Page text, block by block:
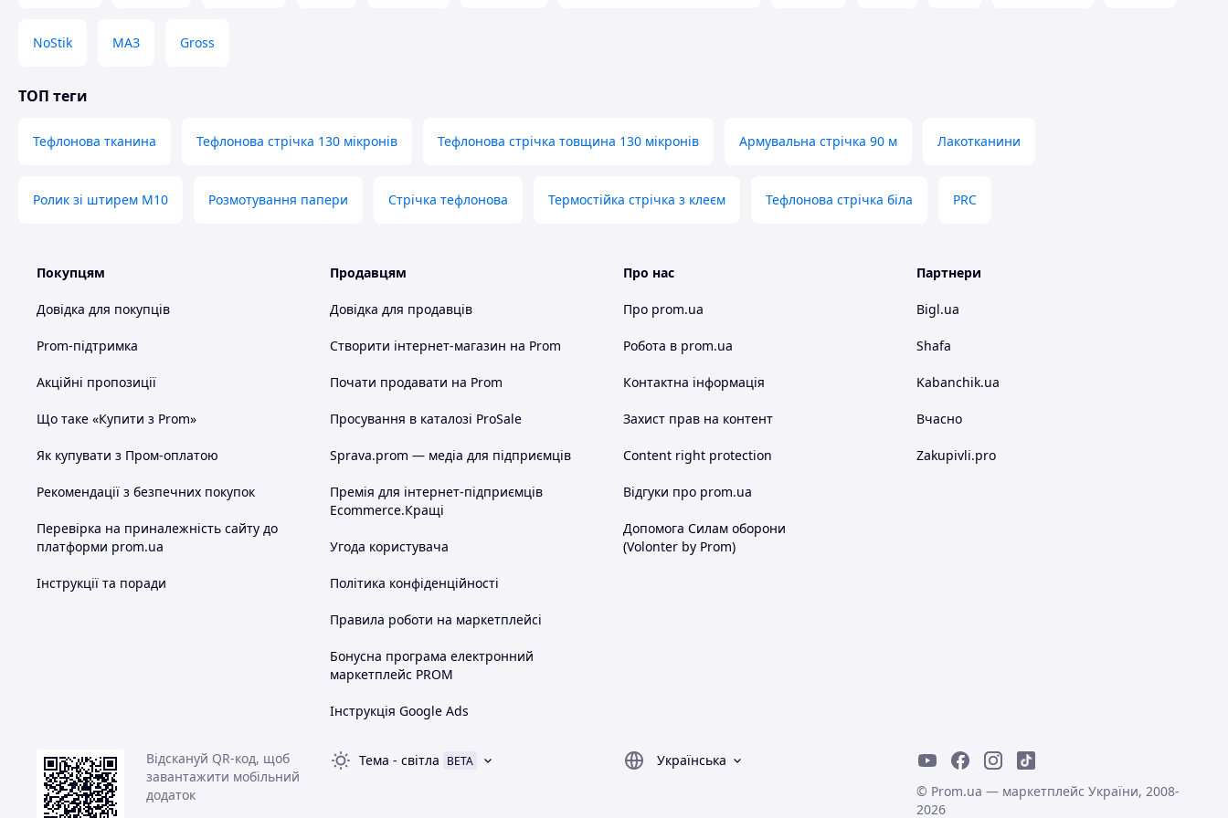
їжі. Сприяє рівномірному пропіканню м'яса, риби, овочів, здоби та заготівок для виготовлення тортів.
на сайті телефонів.
NoStik МАЗ Gross
ТОП теги
Тефлонова тканина Тефлонова стрічка 130 мікронів Тефлонова стрічка товщина 130 мікронів Армувальна стрічка 90 м Лакотканини
Ролик зі штирем М10 Розмотування папери Стрічка тефлонова Термостійка стрічка з клеєм Тефлонова стрічка біла PRC
Покупцям
Довідка для покупців
Prom-підтримка
Акційні пропозиції
Що таке «Купити з Prom»
Як купувати з Пром-оплатою
Рекомендації з безпечних покупок
Перевірка на приналежність сайту до
платформи prom.ua
Інструкції та поради
Продавцям
Довідка для продавців
Створити інтернет-магазин на Prom
Почати продавати на Prom
Просування в каталозі ProSale
Sprava.prom — медіа для підприємців
Премія для інтернет-підприємців
Ecommerce.Кращі
Угода користувача
Політика конфіденційності
Правила роботи на маркетплейсі
Бонусна програма електронний
маркетплейс PROM
Інструкція Google Ads
Про нас
Про prom.ua
Робота в prom.ua
Контактна інформація
Захист прав на контент
Content right protection
Відгуки про prom.ua
Допомога Силам оборони
(Volonter by Prom)
Партнери
Bigl.ua
Shafa
Kabanchik.ua
Вчасно
Zakupivli.pro
Відскануй QR-код, щоб
завантажити мобільний
додаток
Тема - світла BETA
Українська
© Prom.ua — маркетплейс України, 2008-
2026